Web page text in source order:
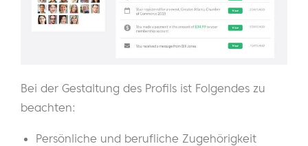
Bei der Gestaltung des Profils ist Folgendes zu
beachten:
Persönliche und berufliche Zugehörigkeit